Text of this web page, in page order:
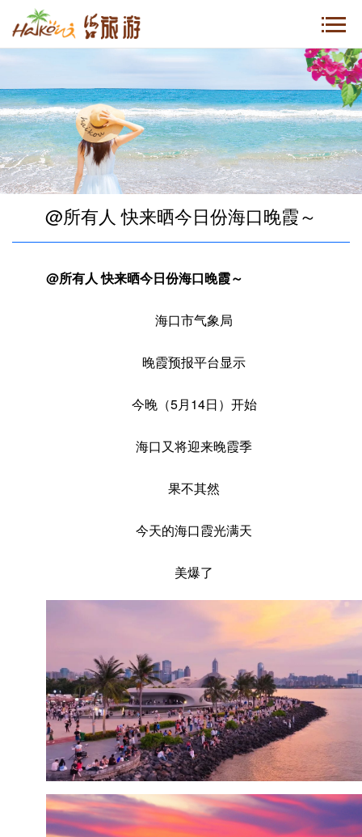
@所有人 快来晒今日份海口晚霞～
@所有人 快来晒今日份海口晚霞～
海口市气象局
晚霞预报平台显示
今晚（5月14日）开始
海口又将迎来晚霞季
果不其然
今天的海口霞光满天
美爆了